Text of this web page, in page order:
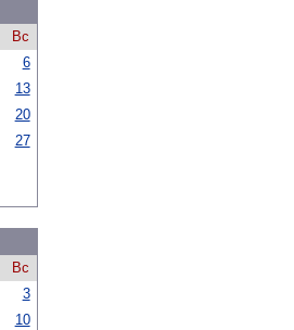
Вс
6
13
20
27
Вс
3
10